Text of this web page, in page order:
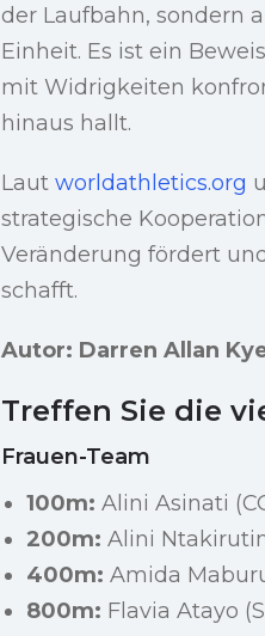
der Laufbahn, sondern
Einheit. Es ist ein
mit Widrigkeiten
hinaus hallt.
Laut worldathletics.org
strategische
Veränderung fördert
schafft.
Autor: Darren Allan
Treffen Sie die
Frauen-Team
100m: Alini Asinati
200m: Alini
400m: Amida
800m: Flavia Atayo